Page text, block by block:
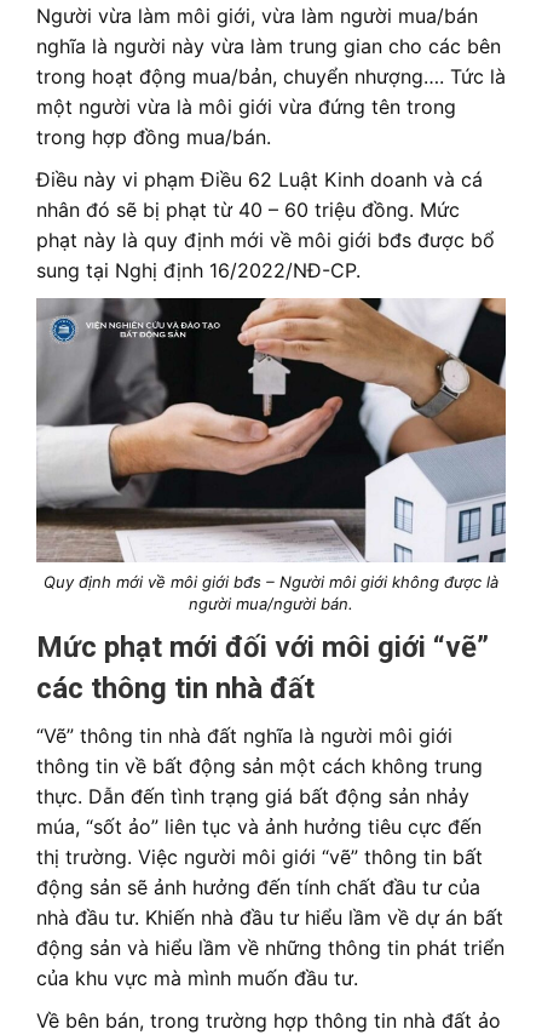
Người vừa làm môi giới, vừa làm người mua/bán
nghĩa là người này vừa làm trung gian cho các bên
trong hoạt động mua/bản, chuyển nhượng…. Tức là
một người vừa là môi giới vừa đứng tên trong
trong hợp đồng mua/bán.
Điều này vi phạm Điều 62 Luật Kinh doanh và cá
nhân đó sẽ bị phạt từ 40 – 60 triệu đồng. Mức
phạt này là quy định mới về môi giới bđs được bổ
sung tại Nghị định 16/2022/NĐ-CP.
Quy định mới về môi giới bđs – Người môi giới không được là
người mua/người bán.
Mức phạt mới đối với môi giới “vẽ”
các thông tin nhà đất
“Vẽ” thông tin nhà đất nghĩa là người môi giới
thông tin về bất động sản một cách không trung
thực. Dẫn đến tình trạng giá bất động sản nhảy
múa, “sốt ảo” liên tục và ảnh hưởng tiêu cực đến
thị trường. Việc người môi giới “vẽ” thông tin bất
động sản sẽ ảnh hưởng đến tính chất đầu tư của
nhà đầu tư. Khiến nhà đầu tư hiểu lầm về dự án bất
động sản và hiểu lầm về những thông tin phát triển
của khu vực mà mình muốn đầu tư.
Về bên bán, trong trường hợp thông tin nhà đất ảo